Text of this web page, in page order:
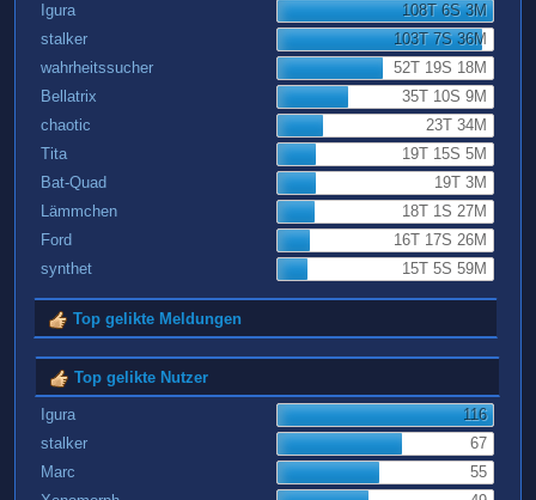
Igura
108T 6S 3M
stalker
103T 7S 36M
wahrheitssucher
52T 19S 18M
Bellatrix
35T 10S 9M
chaotic
23T 34M
Tita
19T 15S 5M
Bat-Quad
19T 3M
Lämmchen
18T 1S 27M
Ford
16T 17S 26M
synthet
15T 5S 59M
Top gelikte Meldungen
Top gelikte Nutzer
Igura
116
stalker
67
Marc
55